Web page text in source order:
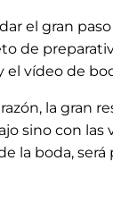
el gran
de
el vídeo de
la gran
sino con las
la boda,